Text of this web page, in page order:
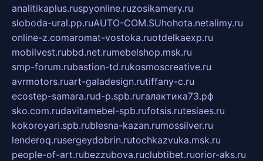
analitikaplus.ruspyonline.ruzosikamery.ru
sloboda-ural.pp.ruAUTO-COM.SUhohota.netalimy.ru
online-z.comaromat-vostoka.ruotdelkaexp.ru
mobilvest.rubbd.net.rumebelshop.msk.ru
smp-forum.rubastion-td.rukosmoscreative.ru
avrmotors.ruart-galadesign.rutiffany-c.ru
ecostep-samara.rud-p.spb.ruгалактика73.рф
sko.com.rudavitamebel-spb.rufotsis.rutesiaes.ru
kokoroyari.spb.rublesna-kazan.rumossilver.ru
lenderoq.rusergeydobrin.rutochkazvuka.msk.ru
people-of-art.rubezzubova.ruclubtibet.ruorior-aks.ru